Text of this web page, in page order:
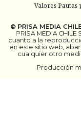
Valores
© PRISA MEDIA
PRISA MEDIA
cuanto a la
en este sitio web,
cualquier otro
Producción